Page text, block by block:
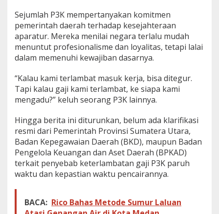
Sejumlah P3K mempertanyakan komitmen
pemerintah daerah terhadap kesejahteraan
aparatur. Mereka menilai negara terlalu mudah
menuntut profesionalisme dan loyalitas, tetapi lalai
dalam memenuhi kewajiban dasarnya.
“Kalau kami terlambat masuk kerja, bisa ditegur.
Tapi kalau gaji kami terlambat, ke siapa kami
mengadu?” keluh seorang P3K lainnya.
Hingga berita ini diturunkan, belum ada klarifikasi
resmi dari Pemerintah Provinsi Sumatera Utara,
Badan Kepegawaian Daerah (BKD), maupun Badan
Pengelola Keuangan dan Aset Daerah (BPKAD)
terkait penyebab keterlambatan gaji P3K paruh
waktu dan kepastian waktu pencairannya.
BACA: Rico Bahas Metode Sumur Laluan